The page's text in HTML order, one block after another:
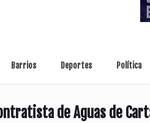
Barrios Deportes Política
de Aguas de